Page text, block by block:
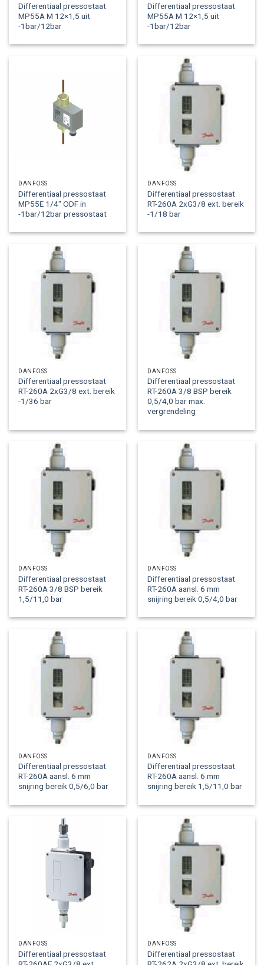
Differentiaal pressostaat
MP55A M 12×1,5 uit
-1bar/12bar
Differentiaal pressostaat
MP55A M 12×1,5 uit
-1bar/12bar
DANFOSS
Differentiaal pressostaat
MP55E 1/4″ ODF in
-1bar/12bar pressostaat
DANFOSS
Differentiaal pressostaat
RT-260A 2xG3/8 ext. bereik
-1/18 bar
DANFOSS
Differentiaal pressostaat
RT-260A 2xG3/8 ext. bereik
-1/36 bar
DANFOSS
Differentiaal pressostaat
RT-260A 3/8 BSP bereik
0,5/4,0 bar max.
vergrendeling
DANFOSS
Differentiaal pressostaat
RT-260A 3/8 BSP bereik
1,5/11,0 bar
DANFOSS
Differentiaal pressostaat
RT-260A aansl. 6 mm
snijring bereik 0,5/4,0 bar
DANFOSS
Differentiaal pressostaat
RT-260A aansl. 6 mm
snijring bereik 0,5/6,0 bar
DANFOSS
Differentiaal pressostaat
RT-260A aansl. 6 mm
snijring bereik 1,5/11,0 bar
DANFOSS
Differentiaal pressostaat
DANFOSS
Differentiaal pressostaat